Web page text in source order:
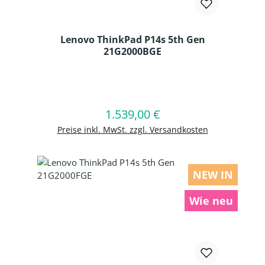
Lenovo ThinkPad P14s 5th Gen
21G2000BGE
Regulärer Preis:
1.539,00 €
Preise inkl. MwSt. zzgl. Versandkosten
In den Warenkorb
NEW IN
Wie neu